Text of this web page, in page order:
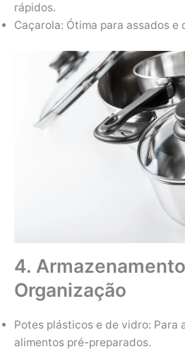
rápidos.
Caçarola: Ótima para assados e
4.
Organização
Potes plásticos e de vidro: Para
alimentos pré-preparados.